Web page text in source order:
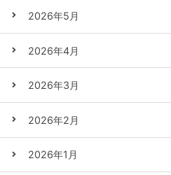
2026年5月
2026年4月
2026年3月
2026年2月
2026年1月